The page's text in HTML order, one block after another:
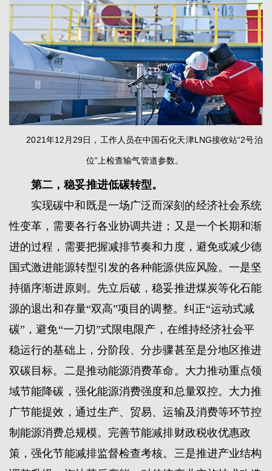
2021年12月29日，工作人员在中国石化天津LNG接收站“2号泊
位”上检查输气管道参数。
第二，稳妥推进低碳转型。
实现碳中和既是一场广泛而深刻的经济社会系统
性变革，需要各行各业协调共进；又是一个长期和渐
进的过程，需要把握减排节奏和力度，避免或减少德
国式激进能源转型引发的各种能源供应风险。一是坚
持循序渐进原则。先立后破，稳妥推进煤炭等化石能
源的退出和存量“双高”项目的调整。纠正“运动式减
碳”，避免“一刀切”式限电限产，在维持经济社会平
稳运行的基础上，分阶段、分步骤甚至是分地区推进
双碳目标。二是推动能源消费革命。大力推动重点领
域节能降碳，强化能源消费强度和总量双控。大力推
广节能提效，通过生产、贸易、运输及消费等环节控
制能源消费总规模。完善节能减排财政税收优惠政
策，强化节能减排监督检查考核。三是推进产业结构